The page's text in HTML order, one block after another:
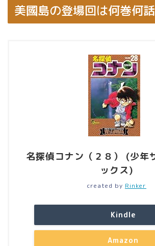
美國島の登場回は何巻何
名探偵コナン（２８） (少年
ックス)
created by Rinker
Kindle
Amazon